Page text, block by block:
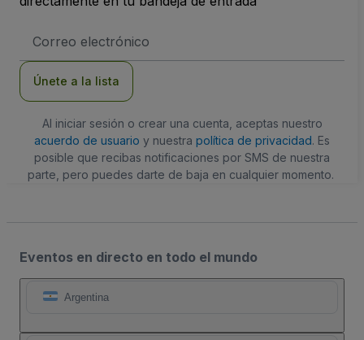
de
Únete a la lista
Al iniciar sesión o crear una cuenta, aceptas nuestro
acuerdo de usuario y nuestra política de privacidad. Es
posible que recibas notificaciones por SMS de nuestra
parte, pero puedes darte de baja en cualquier momento.
Eventos en directo en todo el mundo
Argentina